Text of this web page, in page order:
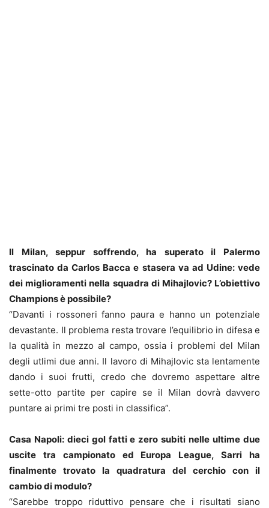
Il Milan, seppur soffrendo, ha superato il Palermo
trascinato da Carlos Bacca e stasera va ad Udine: vede
dei miglioramenti nella squadra di Mihajlovic? L’obiettivo
Champions è possibile?
“Davanti i rossoneri fanno paura e hanno un potenziale
devastante. Il problema resta trovare l’equilibrio in difesa e
la qualità in mezzo al campo, ossia i problemi del Milan
degli utlimi due anni. Il lavoro di Mihajlovic sta lentamente
dando i suoi frutti, credo che dovremo aspettare altre
sette-otto partite per capire se il Milan dovrà davvero
puntare ai primi tre posti in classifica”.
Casa Napoli: dieci gol fatti e zero subiti nelle ultime due
uscite tra campionato ed Europa League, Sarri ha
finalmente trovato la quadratura del cerchio con il
cambio di modulo?
“Sarebbe troppo riduttivo pensare che i risultati siano